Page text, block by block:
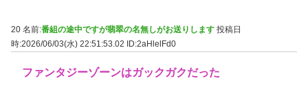
20 名前:番組の途中ですが翡翠の名無しがお送りします 投稿日
時:2026/06/03(水) 22:51:53.02
ID:2aHlelFd0
ファンタジーゾーンはガックガクだった